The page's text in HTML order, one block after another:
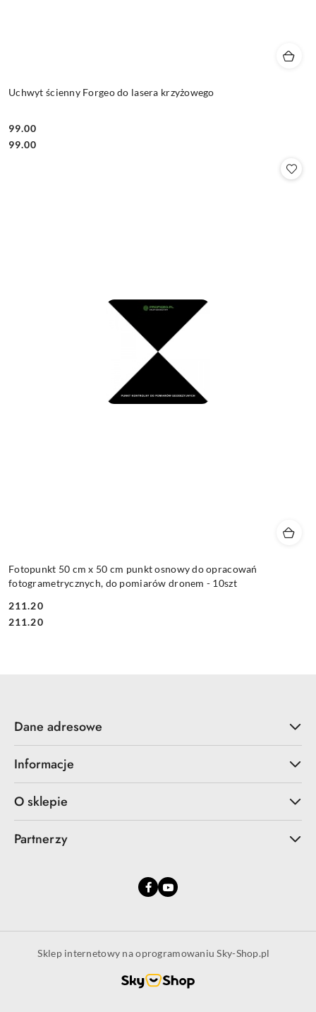
Uchwyt ścienny Forgeo do lasera krzyżowego
Cena:
99.00
Cena:
99.00
Fotopunkt 50 cm x 50 cm punkt osnowy do opracowań
fotogrametrycznych, do pomiarów dronem - 10szt
Cena:
211.20
Cena:
211.20
Dane adresowe
Informacje
O sklepie
Partnerzy
Sklep internetowy na oprogramowaniu Sky-Shop.pl